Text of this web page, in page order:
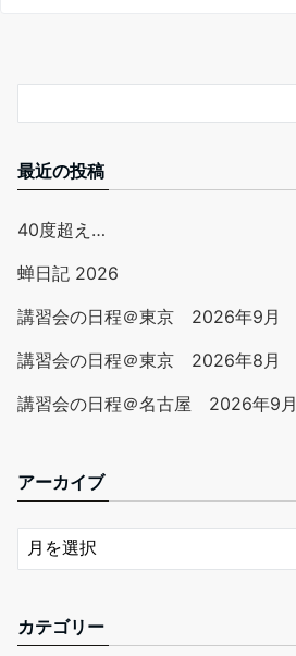
最近の投稿
40度超え…
蝉日記 2026
講習会の日程＠東京 2026年9月
講習会の日程＠東京 2026年8月
講習会の日程＠名古屋 2026年9月
アーカイブ
カテゴリー